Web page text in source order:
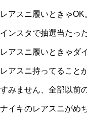
レアスニ履いときゃOK
インスタで抽選当たっ
レアスニ履いときゃダ
レアスニ持ってること
すみません、全部以前
ナイキのレアスニがめ